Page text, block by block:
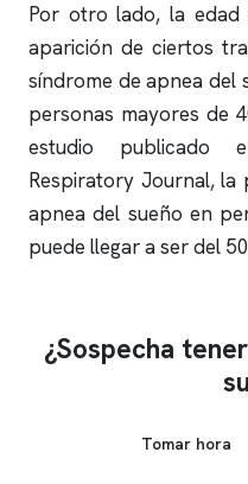
Por otro lado, la
aparición de ciertos
síndrome deapnea del
personas mayores de
estudio publicado
Respiratory Journal, la
apnea del sueño en
puede llegar a ser del
¿Sospecha
Tomar hora